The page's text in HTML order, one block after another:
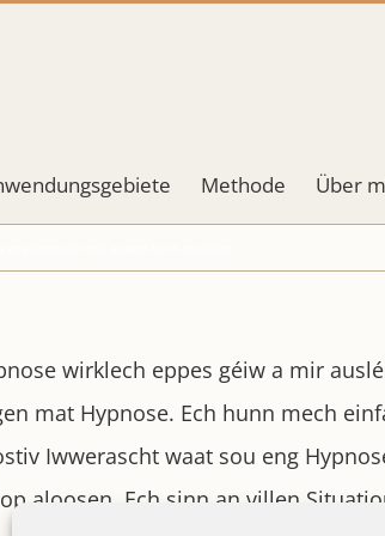
Methode Über
wirklech eppes géiw a mir
mat Hypnose. Ech hunn mech
Iwwerascht waat sou eng
aloosen. Ech sinn an villen